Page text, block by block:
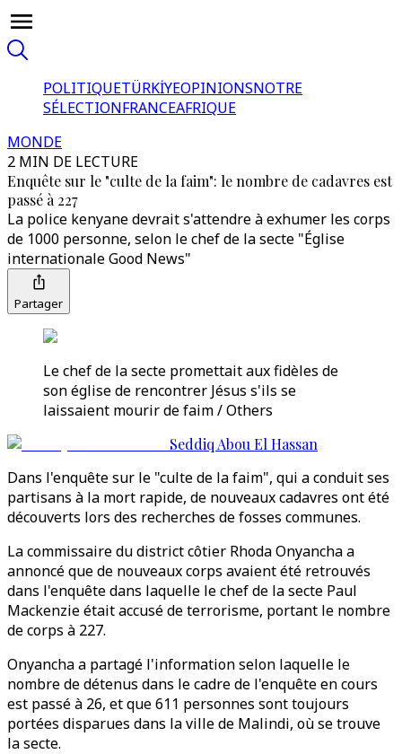
POLITIQUETÜRKİYEOPINIONSNOTRE
SÉLECTIONFRANCEAFRIQUE
MONDE
2 MIN DE LECTURE
Enquête sur le "culte de la faim": le nombre de cadavres est
passé à 227
La police kenyane devrait s'attendre à exhumer les corps
de 1000 personne, selon le chef de la secte "Église
internationale Good News"
Partager
Le chef de la secte promettait aux fidèles de
son église de rencontrer Jésus s'ils se
laissaient mourir de faim / Others
Seddiq Abou El Hassan
Dans l'enquête sur le "culte de la faim", qui a conduit ses
partisans à la mort rapide, de nouveaux cadavres ont été
découverts lors des recherches de fosses communes.
La commissaire du district côtier Rhoda Onyancha a
annoncé que de nouveaux corps avaient été retrouvés
dans l'enquête dans laquelle le chef de la secte Paul
Mackenzie était accusé de terrorisme, portant le nombre
de corps à 227.
Onyancha a partagé l'information selon laquelle le
nombre de détenus dans le cadre de l'enquête en cours
est passé à 26, et que 611 personnes sont toujours
portées disparues dans la ville de Malindi, où se trouve
la secte.